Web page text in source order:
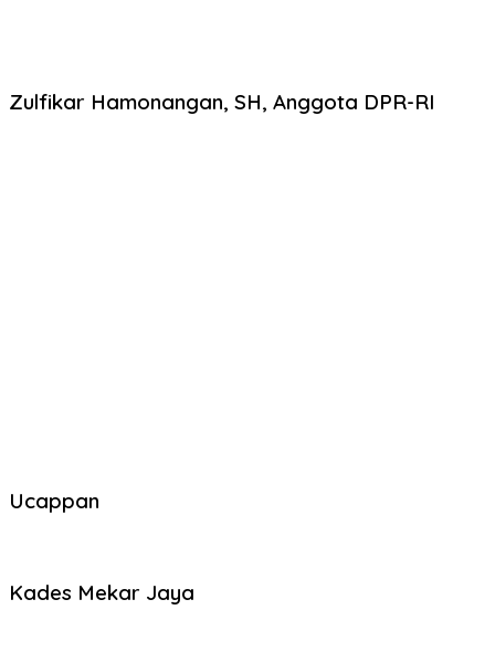
Zulfikar Hamonangan, SH, Anggota DPR-RI
Ucappan
Kades Mekar Jaya